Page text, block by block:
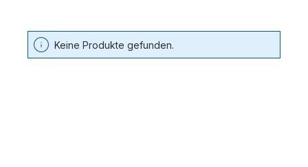
Keine Produkte gefunden.